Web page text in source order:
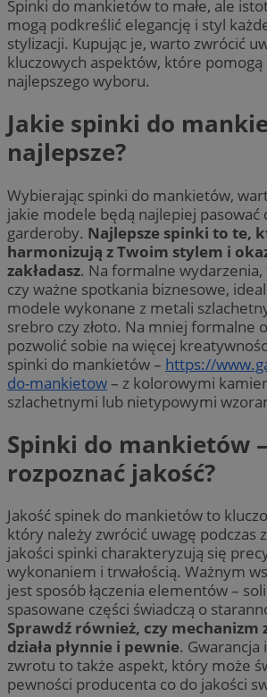
Spinki do mankietów to małe, ale
mogą podkreślić elegancję i styl
stylizacji. Kupując je, warto zwrócić
kluczowych aspektów, które pomogą
najlepszego wyboru.
Jakie spinki do
najlepsze?
Wybierając spinki do mankietów,
jakie modele będą najlepiej pasować
garderoby. Najlepsze spinki to te,
harmonizują z Twoim stylem i
zakładasz. Na formalne wydarzenia,
czy ważne spotkania biznesowe,
modele wykonane z metali
srebro czy złoto. Na mniej formalne
pozwolić sobie na więcej
spinki do mankietów – https://
do-mankietow– z kolorowymi
szlachetnymi lub nietypowymi
Spinki do mankietów
rozpoznać jakość?
Jakość spinek do mankietów to
który należy zwrócić uwagę podczas
jakości spinki charakteryzują się
wykonaniem i trwałością. Ważnym
jest sposób łączenia elementów –
spasowane części świadczą o
Sprawdź również, czy mechanizm
działa płynnie i pewnie. Gwarancja
zwrotu to także aspekt, który może
pewności producenta co do jakości